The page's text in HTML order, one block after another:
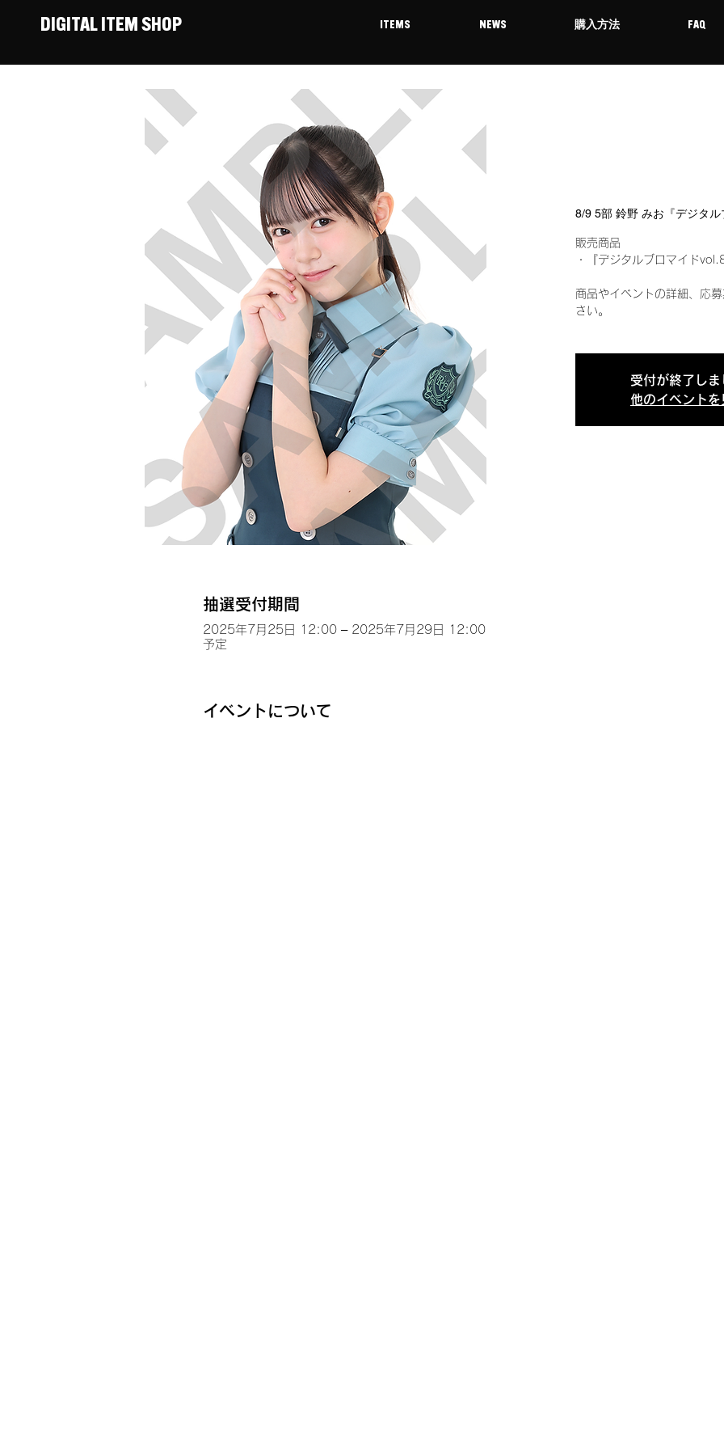
DIGITAL ITEM SHOP ITEMS NEWS 購入方法 FAQ
8/9 5部 鈴野 みお『デジタ
販売商品
・『デジタルブロマイド
商品やイベントの詳細、応
さい。
受付が終了しま
他のイベントを
抽選受付期間
2025年7月25日 12:00 – 2025年7月29日 12:00
予定
イベントについて